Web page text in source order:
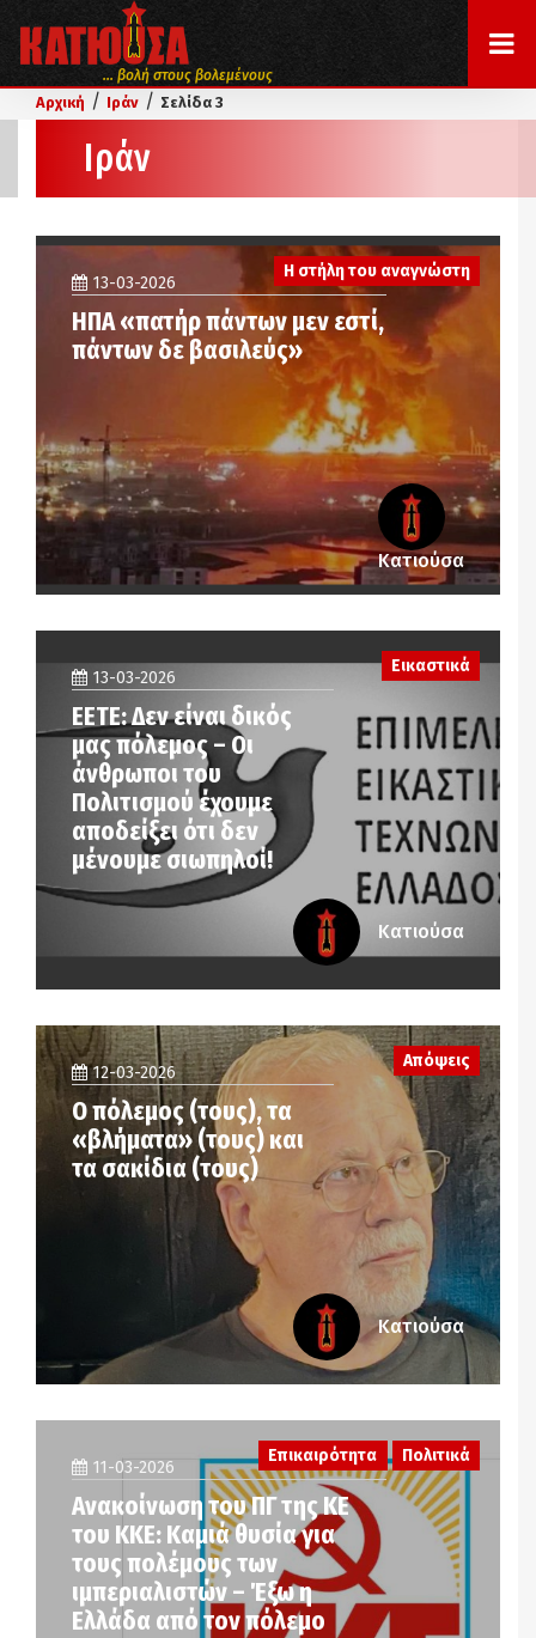
... βολή στους βολεμένους
Αρχική / Ιράν / Σελίδα 3
Ιράν
Η στήλη του αναγνώστη
13-03-2026
ΗΠΑ «πατήρ πάντων μεν εστί,
πάντων δε βασιλεύς»
Κατιούσα
13-03-2026
EETE: Δεν είναι δικός
μας πόλεμος – Οι
άνθρωποι του
Πολιτισμού έχουμε
αποδείξει ότι δεν
μένουμε σιωπηλοί!
Εικαστικά
Κατιούσα
12-03-2026
Ο πόλεμος (τους), τα
«βλήματα» (τους) και
τα σακίδια (τους)
Απόψεις
Κατιούσα
Επικαιρότητα Πολιτικά
11-03-2026
Ανακοίνωση του ΠΓ της ΚΕ
του ΚΚΕ: Καμιά θυσία για
τους πολέμους των
ιμπεριαλιστών – Έξω η
Ελλάδα από τον πόλεμο